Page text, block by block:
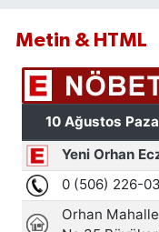
Metin & HTML